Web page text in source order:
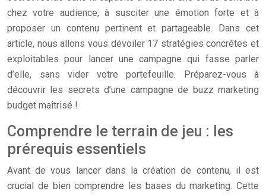
chez votre audience, à susciter une émotion forte et à
proposer un contenu pertinent et partageable. Dans cet
article, nous allons vous dévoiler 17 stratégies concrètes et
exploitables pour lancer une campagne qui fasse parler
d’elle, sans vider votre portefeuille. Préparez-vous à
découvrir les secrets d’une campagne de buzz marketing
budget maîtrisé !
Comprendre le terrain de jeu : les
prérequis essentiels
Avant de vous lancer dans la création de contenu, il est
crucial de bien comprendre les bases du marketing. Cette